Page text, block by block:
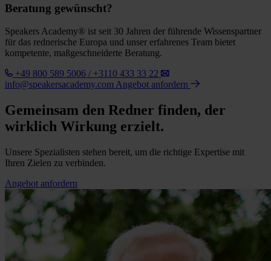
Beratung gewünscht?
Speakers Academy® ist seit 30 Jahren der führende Wissenspartner
für das rednerische Europa und unser erfahrenes Team bietet
kompetente, maßgeschneiderte Beratung.
+49 800 589 5006 / +3110 433 33 22
info@speakersacademy.com Angebot anfordern
Gemeinsam den Redner finden, der
wirklich Wirkung erzielt.
Unsere Spezialisten stehen bereit, um die richtige Expertise mit
Ihren Zielen zu verbinden.
Angebot anfordern